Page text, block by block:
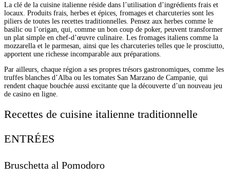
La clé de la cuisine italienne réside dans l’utilisation d’ingrédients frais et
locaux. Produits frais, herbes et épices, fromages et charcuteries sont les
piliers de toutes les recettes traditionnelles. Pensez aux herbes comme le
basilic ou l’origan, qui, comme un bon coup de poker, peuvent transformer
un plat simple en chef-d’œuvre culinaire. Les fromages italiens comme la
mozzarella et le parmesan, ainsi que les charcuteries telles que le prosciutto,
apportent une richesse incomparable aux préparations.
Par ailleurs, chaque région a ses propres trésors gastronomiques, comme les
truffes blanches d’Alba ou les tomates San Marzano de Campanie, qui
rendent chaque bouchée aussi excitante que la découverte d’un nouveau jeu
de casino en ligne.
Recettes de cuisine italienne traditionnelle
ENTRÉES
Bruschetta al Pomodoro